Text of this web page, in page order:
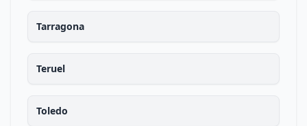
Tarragona
Teruel
Toledo